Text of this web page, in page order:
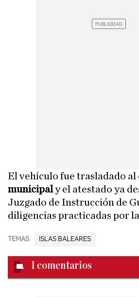
El vehículo fue trasladado al
municipaly el atestado ya
Juzgado de Instrucción de
diligencias practicadas por
TEMAS ISLAS BALEARES
1 comentarios